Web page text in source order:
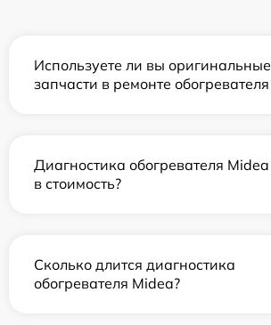
Используете ли вы оригинальные
запчасти в ремонте
Диагностика обогревателя
в стоимость?
Сколько длится диагностика
обогревателя Midea?